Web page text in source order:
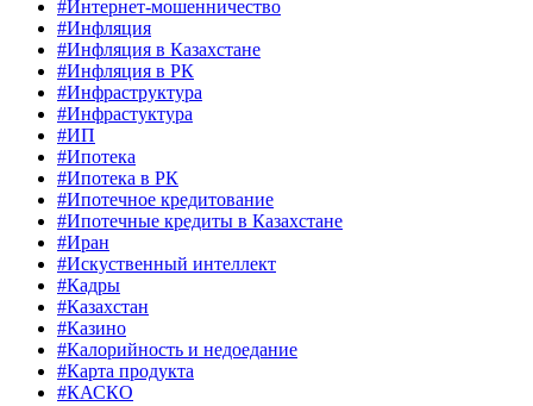
#Интернет-мошенничество
#Инфляция
#Инфляция в Казахстане
#Инфляция в РК
#Инфраструктура
#Инфрастуктура
#ИП
#Ипотека
#Ипотека в РК
#Ипотечное кредитование
#Ипотечные кредиты в Казахстане
#Иран
#Искуственный интеллект
#Кадры
#Казахстан
#Казино
#Калорийность и недоедание
#Карта продукта
#КАСКО